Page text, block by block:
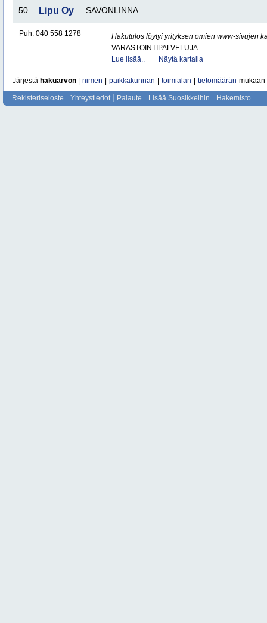
50. Lipu Oy SAVONLINNA
Puh. 040 558 1278
Hakutulos löytyi yrityksen omien www-sivujen
VARASTOINTIPALVELUJA
Lue lisää..
Näytä kartalla
Järjestä hakuarvon nimen paikkakunnan toimialan tietomäärän mukaan
Rekisteriseloste Yhteystiedot Palaute Lisää Suosikkeihin Hakemisto